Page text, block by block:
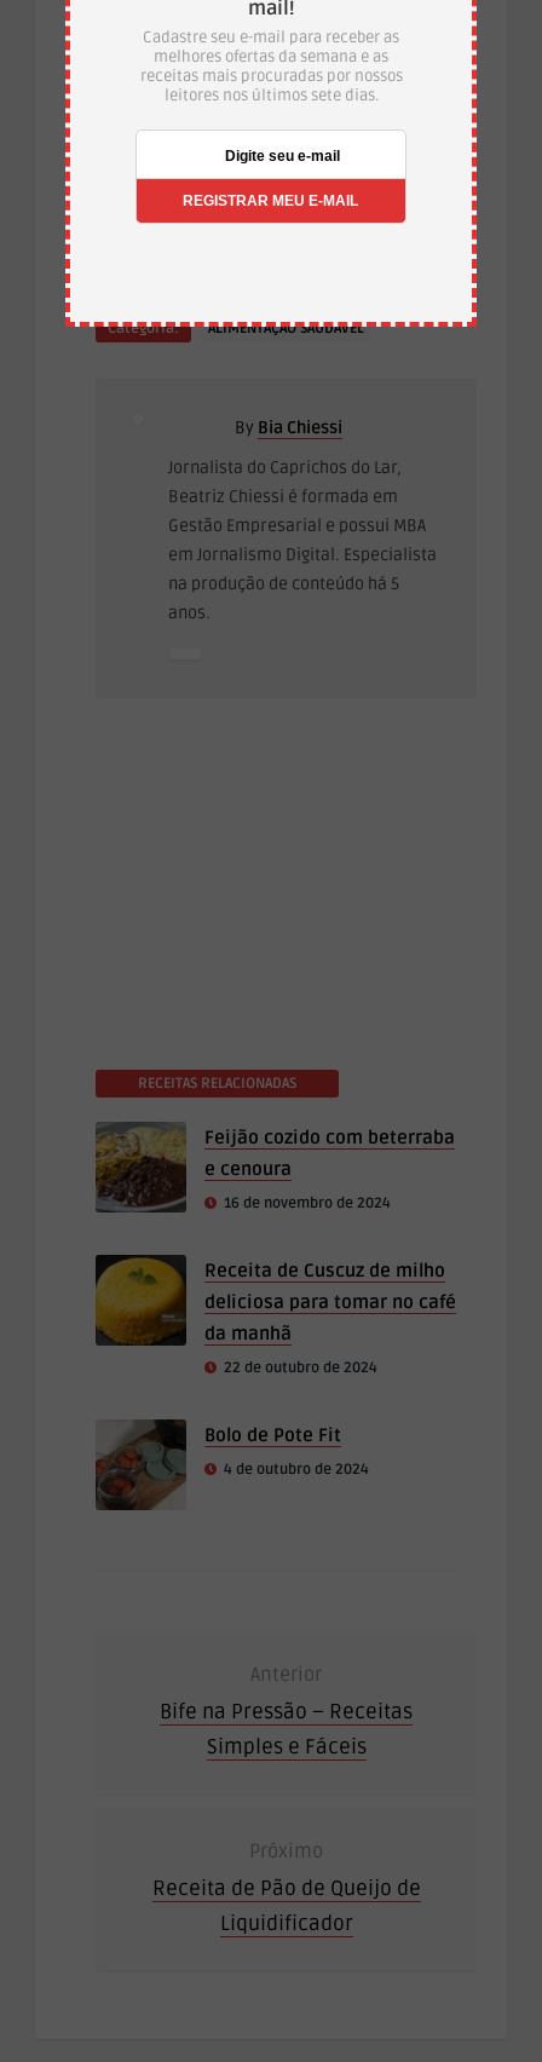
Temas: chuchu com cenoura · como fazer
salada de chuchu · receita de salada de chuchu com
Categoria:
ALIMENTAÇÃO SAUDÁVEL
By Bia Chiessi
Jornalista do Caprichos do Lar,
Beatriz Chiessi é formada em
Gestão Empresarial e possui MBA
em Jornalismo Digital. Especialista
na produção de conteúdo há 5
anos.
RECEITAS RELACIONADAS
Feijão cozido com beterraba
e cenoura
16 de novembro de 2024
Receita de Cuscuz de milho
deliciosa para tomar no café
da manhã
22 de outubro de 2024
Bolo de Pote Fit
4 de outubro de 2024
Anterior
Bife na Pressão – Receitas
Simples e Fáceis
Próximo
Receita de Pão de Queijo de
Liquidificador
mail!
Cadastre seu e-mail para receber as
melhores ofertas da semana e as
receitas mais procuradas por nossos
leitores nos últimos sete dias.